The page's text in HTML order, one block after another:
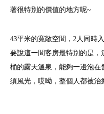
著很特別的價值的地方呢~
43平米的寬敞空間，2人同時
要說這一間客房最特別的是，
桶的露天溫泉，能夠一邊泡
須風光，哎呦，整個人都被治